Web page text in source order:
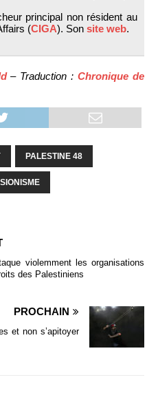
principal non résident au
(CIGA). Son site web.
– Traduction :Chronique de
PALESTINE 48
SIONISME
violemment les organisations
des Palestiniens
PROCHAIN
et non s’apitoyer